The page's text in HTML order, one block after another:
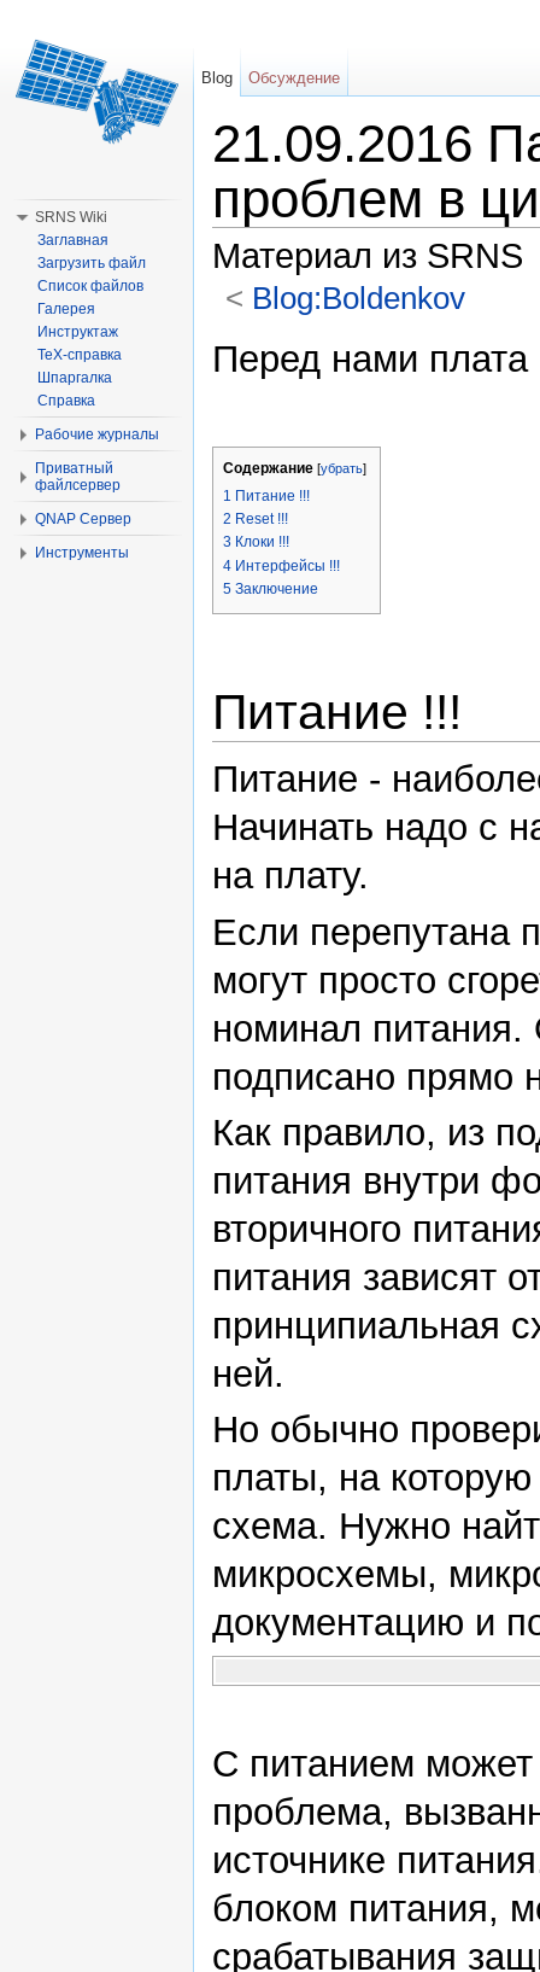
21.09.2016
проблем в
Материал из SRNS
< Blog:Boldenkov
Перед нами плата
Содержание [убрать]
1 Питание !!!
2 Reset !!!
3 Клоки !!!
4 Интерфейсы !!!
5 Заключение
Питание !!!
Питание -
Начинать надо с
на плату.
Если перепутана
могут просто
номинал
подписано прямо
Как правило, из
питания внутри
вторичного
питания зависят
принципиальная
ней.
Но обычно
платы, на которую
схема. Нужно
микросхемы,
документацию и
С питанием может
проблема,
источнике
блоком питания,
срабатывания
Blog Обсуждение
SRNS Wiki
Заглавная
Загрузить файл
Список файлов
Галерея
Инструктаж
TeX-справка
Шпаргалка
Справка
Рабочие журналы
Приватный
файлсервер
QNAP Сервер
Инструменты